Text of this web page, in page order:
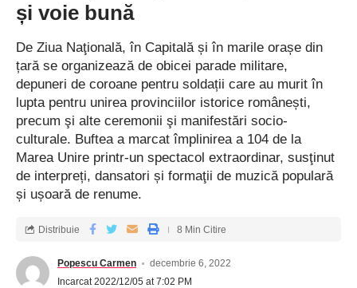
și voie bună
De Ziua Naţională, în Capitală și în marile orașe din
țară se organizează de obicei parade militare,
depuneri de coroane pentru soldații care au murit în
lupta pentru unirea provinciilor istorice românești,
precum şi alte ceremonii şi manifestări socio-
culturale. Buftea a marcat împlinirea a 104 de la
Marea Unire printr-un spectacol extraordinar, susţinut
de interpreți, dansatori și formaţii de muzică populară
și ușoară de renume.
Popescu Carmen
decembrie 6, 2022
Incarcat 2022/12/05 at 7:02 PM
Distribuie 8 Min Citire